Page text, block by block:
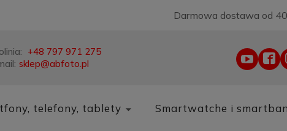
Darmowa dostawa od
+48 797 971 275
sklep@abfoto.pl
telefony, tablety Smartwatche i